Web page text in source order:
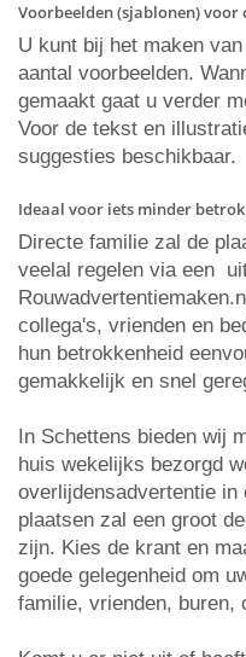
Voorbeelden (sjablonen)
U kunt bij het maken
aantal voorbeelden.
gemaakt gaat u verder
Voor de tekst en
suggesties beschikbaar.
Ideaal voor iets minder
Directe familie zal de
veelal regelen via een
collega's, vrienden en
hun betrokkenheid
gemakkelijk en snel
In Schettens bieden wij
huis wekelijks bezorgd
overlijdensadvertentie
plaatsen zal een groot
zijn. Kies de krant en
goede gelegenheid om
familie, vrienden, buren,